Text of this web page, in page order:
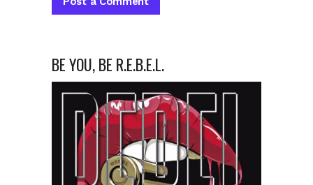
BE YOU, BE R.E.B.E.L.